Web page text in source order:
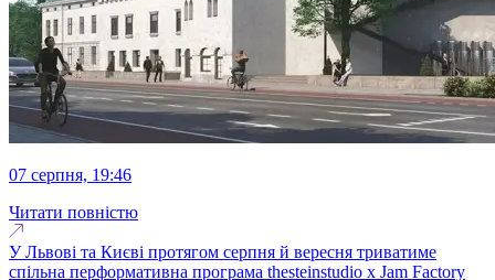
07 серпня, 19:46
Читати повністю
У Львові та Києві протягом серпня й вересня триватиме
спільна перформативна програма thesteinstudio x Jam Factory